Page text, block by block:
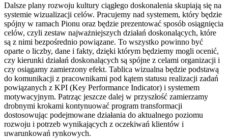
Dalsze plany rozwoju kultury ciągłego doskonalenia skupiają się na
systemie wizualizacji celów. Pracujemy nad systemem, który będzie
spójny w ramach Pionu oraz będzie prezentować sposób osiągnięcia
celów, czyli zestaw najważniejszych działań doskonalących, które
są z nimi bezpośrednio powiązane. To wszystko powinno być
oparte o liczby, dane i fakty, dzięki którym będziemy mogli ocenić,
czy kierunki działań doskonalących są spójne z celami organizacji i
czy osiągamy zamierzony efekt. Tablica wizualna będzie podstawą
do komunikacji z pracownikami pod kątem statusu realizacji zadań
powiązanych z KPI (Key Performance Indicator) i systemem
motywacyjnym. Patrząc jeszcze dalej w przyszłość zamierzamy
drobnymi krokami kontynuować program transformacji
dostosowując podejmowane działania do aktualnego poziomu
rozwoju i potrzeb wynikających z oczekiwań klientów i
uwarunkowań rynkowych.